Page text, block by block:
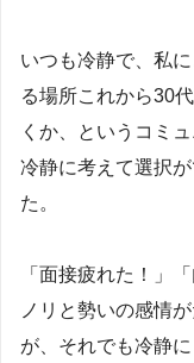
いつも冷静で、私
る場所これから30
くか、というコミ
冷静に考えて選択
た。
「面接疲れた！」
ノリと勢いの感情
が、それでも冷静